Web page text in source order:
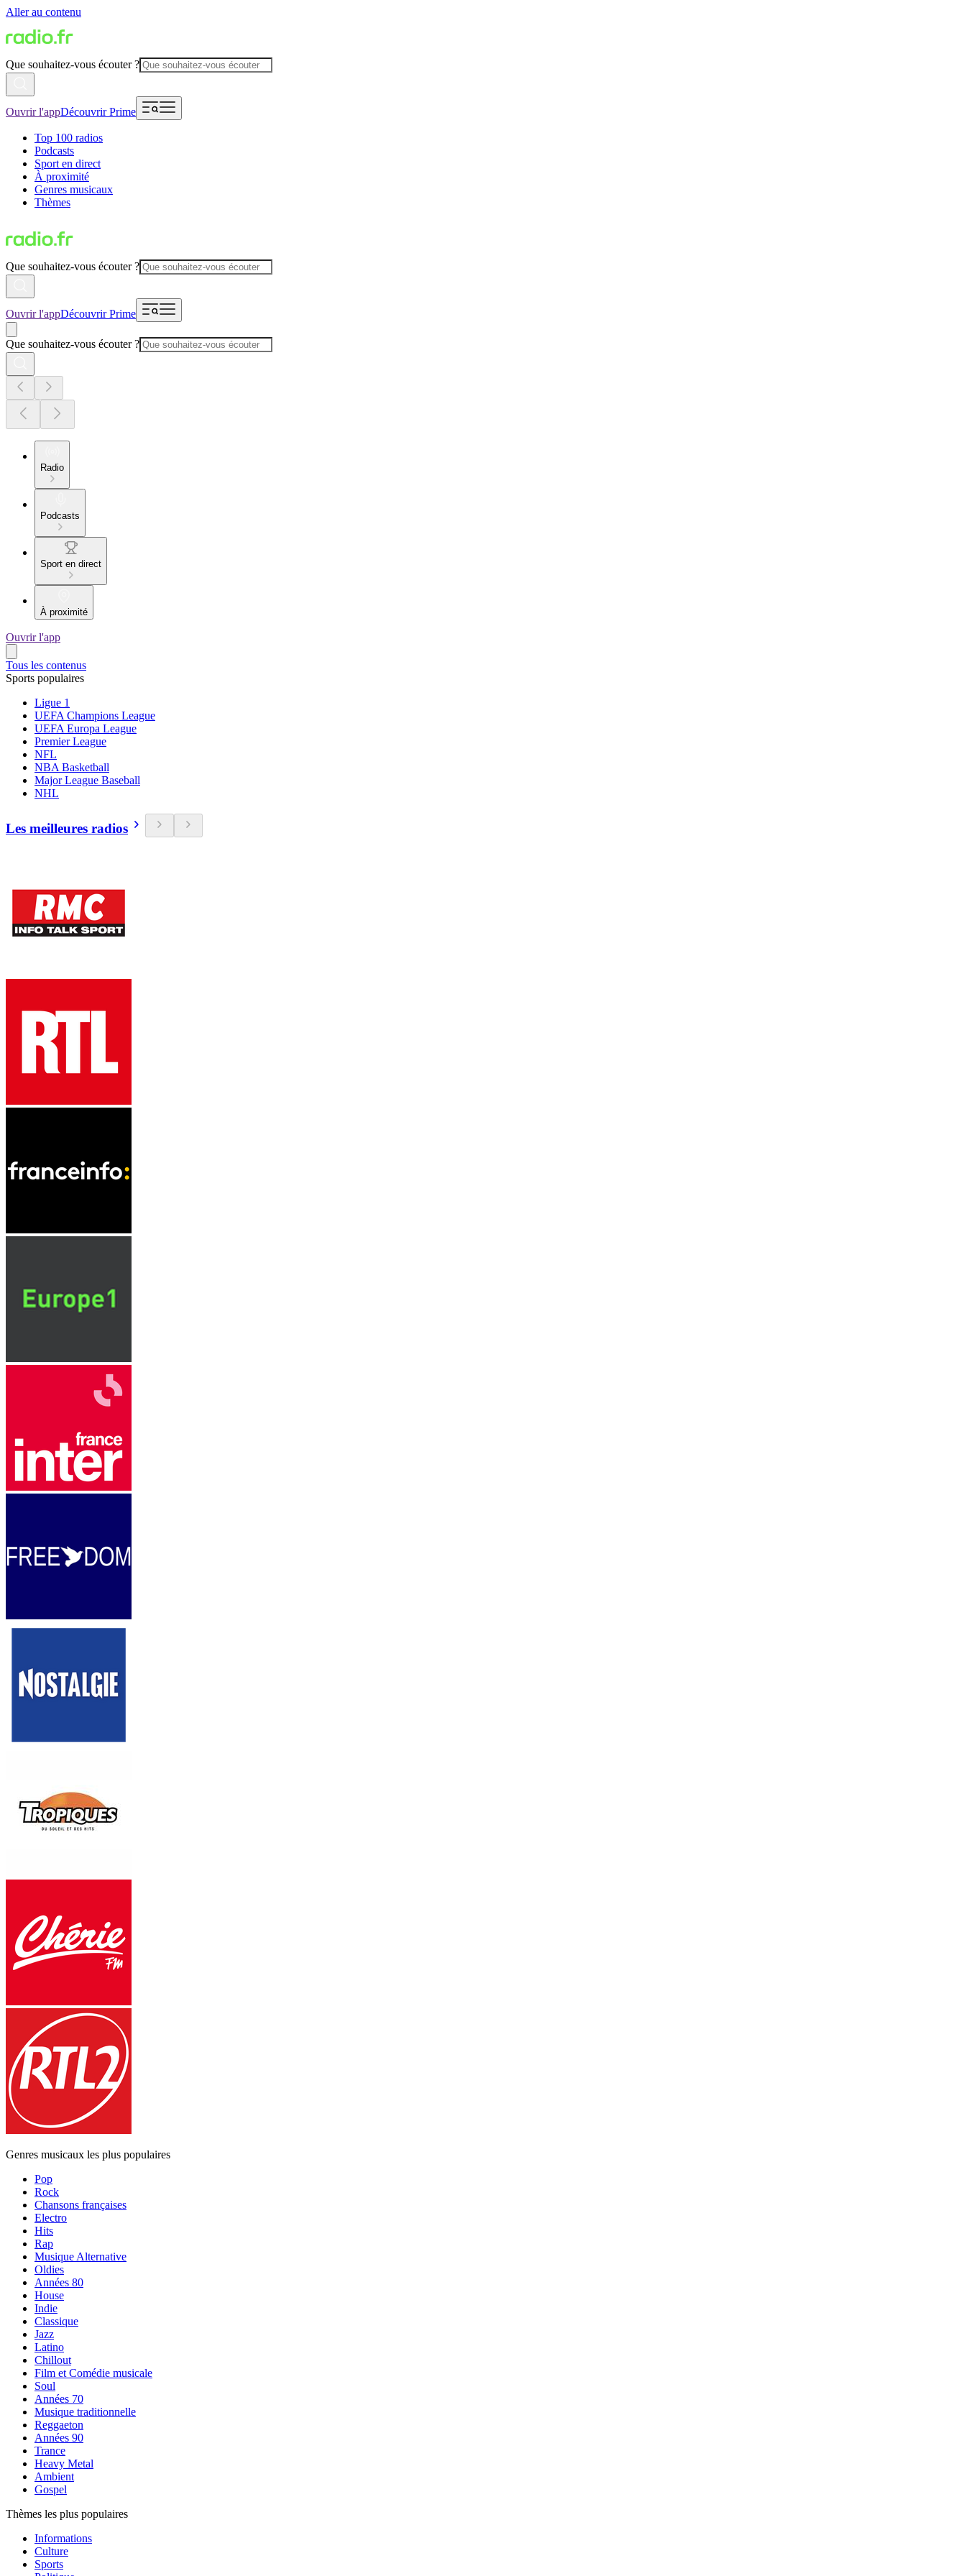
Aller au contenu
Que souhaitez-vous écouter ?
Ouvrir l'appDécouvrir Prime
Top 100 radios
Podcasts
Sport en direct
À proximité
Genres musicaux
Thèmes
Que souhaitez-vous écouter ?
Ouvrir l'appDécouvrir Prime
Que souhaitez-vous écouter ?
Radio
Podcasts
Sport en direct
À proximité
Ouvrir l'app
Tous les contenus
Sports populaires
Ligue 1
UEFA Champions League
UEFA Europa League
Premier League
NFL
NBA Basketball
Major League Baseball
NHL
Les meilleures radios
Genres musicaux les plus populaires
Pop
Rock
Chansons françaises
Electro
Hits
Rap
Musique Alternative
Oldies
Années 80
House
Indie
Classique
Jazz
Latino
Chillout
Film et Comédie musicale
Soul
Années 70
Musique traditionnelle
Reggaeton
Années 90
Trance
Heavy Metal
Ambient
Gospel
Thèmes les plus populaires
Informations
Culture
Sports